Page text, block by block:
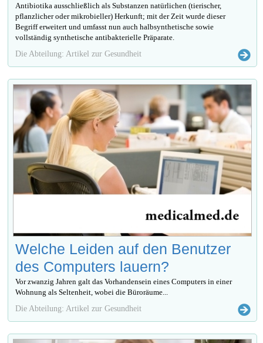
Antibiotika ausschließlich als Substanzen natürlichen (tierischer,
pflanzlicher oder mikrobieller) Herkunft; mit der Zeit wurde dieser
Begriff erweitert und umfasst nun auch halbsynthetische sowie
vollständig synthetische antibakterielle Präparate.
Die Abteilung: Artikel zur Gesundheit
Welche Leiden auf den Benutzer
des Computers lauern?
Vor zwanzig Jahren galt das Vorhandensein eines Computers in einer
Wohnung als Seltenheit, wobei die Büroräume...
Die Abteilung: Artikel zur Gesundheit